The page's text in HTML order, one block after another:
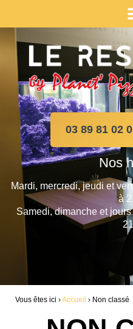
03 89 81 02
Nos
Mardi, mercredi, jeudi et
à
Samedi, dimanche et
Vous êtes ici ›Accueil › Non classé